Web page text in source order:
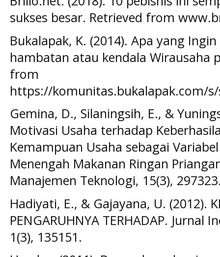
sukses besar. Retrieved from
Bukalapak, K. (2014). Apa yang
hambatan atau kendala Wirausaha
from
https://komunitas.bukalapak.com/
Gemina, D., Silaningsih, E., &
Motivasi Usaha terhadap
Kemampuan Usaha sebagai
Menengah Makanan Ringan
Manajemen Teknologi, 15(3),
Hadiyati, E., & Gajayana, U. (2012).
PENGARUHNYA TERHADAP. Jurnal
1(3), 135151.